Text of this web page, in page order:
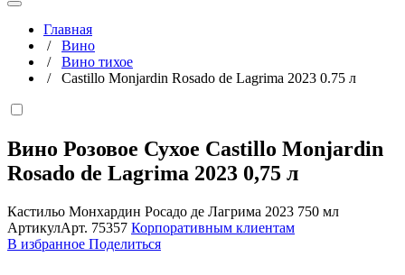
Главная
/ Вино
/ Вино тихое
/ Castillo Monjardin Rosado de Lagrima 2023 0.75 л
Вино Розовое Сухое Castillo Monjardin
Rosado de Lagrima 2023 0,75 л
Кастильо Монхардин Росадо де Лагрима 2023 750 мл
АртикулАрт. 75357 Корпоративным клиентам
В избранное Поделиться